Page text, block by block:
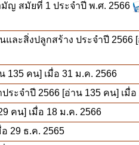
สมัยที่ 1 ประจำปี พ.ศ. 2566
ละสิ่งปลูกสร้าง ประจำปี 2566
135 คน] เมื่อ 31 ม.ค. 2566
ระจำปี 2566 [อ่าน 135 คน] เมื่
คน] เมื่อ 18 ม.ค. 2566
29 ธ.ค. 2565